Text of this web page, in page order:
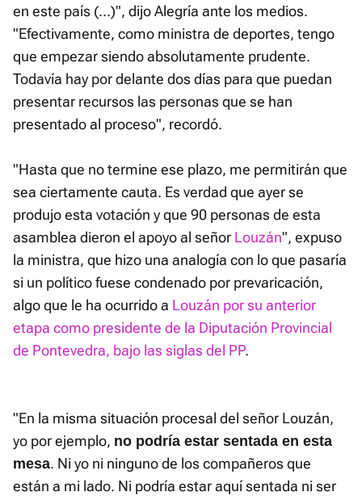
en este país (...)", dijo Alegría ante los medios.
"Efectivamente, como ministra de deportes, tengo
que empezar siendo absolutamente prudente.
Todavía hay por delante dos días para que puedan
presentar recursos las personas que se han
presentado al proceso", recordó.
"Hasta que no termine ese plazo, me permitirán que
sea ciertamente cauta. Es verdad que ayer se
produjo esta votación y que 90 personas de esta
asamblea dieron el apoyo al señor Louzán", expuso
la ministra, que hizo una analogía con lo que pasaría
si un político fuese condenado por prevaricación,
algo que le ha ocurrido a Louzán por su anterior
etapa como presidente de la Diputación Provincial
de Pontevedra, bajo las siglas del PP.
"En la misma situación procesal del señor Louzán,
yo por ejemplo, no podría estar sentada en esta
mesa. Ni yo ni ninguno de los compañeros que
están a mi lado. Ni podría estar aquí sentada ni ser